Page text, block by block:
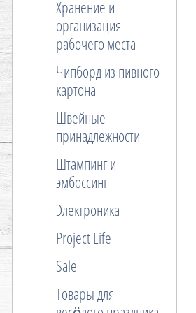
Хранение и
организация
рабочего места
Чипборд из пивного
картона
Швейные
принадлежности
Штампинг и
эмбоссинг
Электроника
Project Life
Sale
Товары для